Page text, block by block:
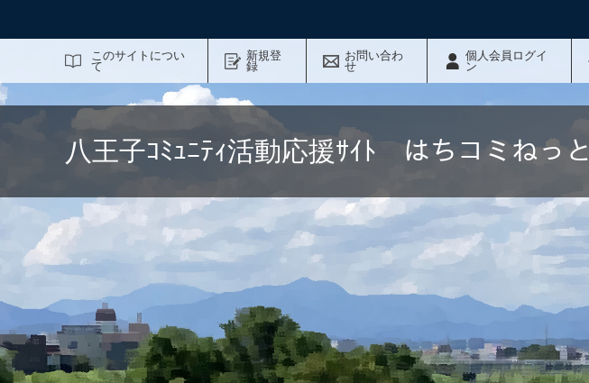
このサイトについ
て
新規登
録
お問い合わ
せ
個人会員ログイ
ン
八王子ｺﾐｭﾆﾃｨ活動応援ｻｲﾄ はちコミねっと